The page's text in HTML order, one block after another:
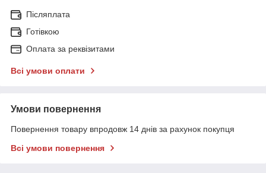
Післяплата
Готівкою
Оплата за реквізитами
Всі умови оплати
Умови повернення
Повернення товару впродовж 14 днів за рахунок покупця
Всі умови повернення